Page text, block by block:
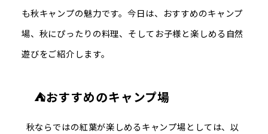
も秋キャンプの魅力です。今日は、おすすめのキャンプ
場、秋にぴったりの料理、そしてお子様と楽しめる自然
遊びをご紹介します。
⛺おすすめのキャンプ場
秋ならではの紅葉が楽しめるキャンプ場としては、以